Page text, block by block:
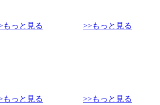
っと見る
>>もっと見る
っと見る
>>もっと見る